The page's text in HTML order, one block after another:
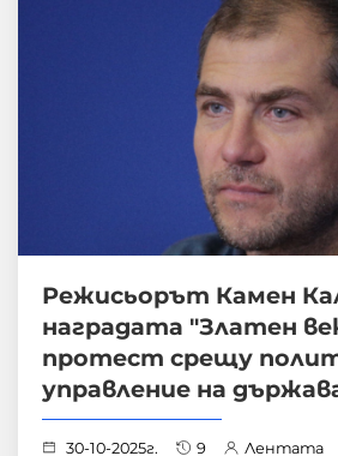
Режисьорът Камен
наградата "Златен
протест срещу
управление на
30-10-2025г. 9 Лентата